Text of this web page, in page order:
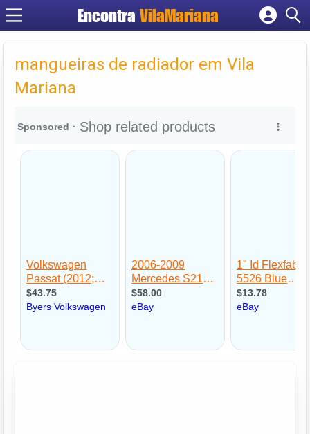
EncontraVilaMariana
Cadastrar empresa
Criar conta
mangueiras de radiador em Vila
Mariana